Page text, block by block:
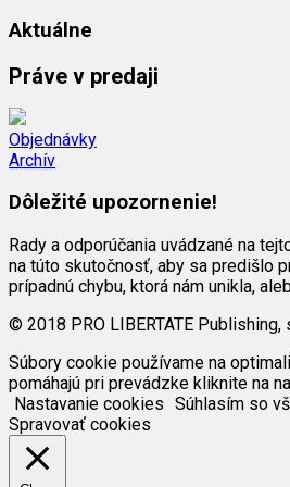
Aktuálne
Práve v predaji
Objednávky
Archív
Dôležité upozornenie!
Rady a odporúčania uvádzané na
na túto skutočnosť, aby sa predišlo
prípadnú chybu, ktorá nám unikla,
© 2018 PRO LIBERTATE Publishing,
Súbory cookie používame na
pomáhajú pri prevádzke kliknite na
Nastavanie cookies Súhlasím so
Spravovať cookies